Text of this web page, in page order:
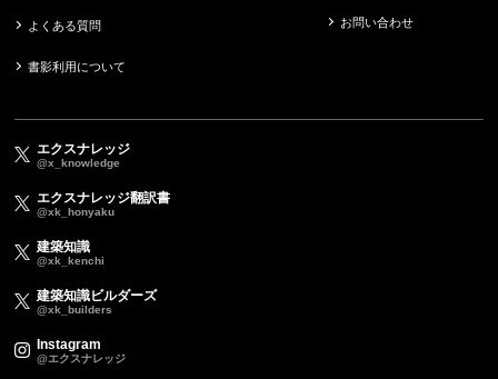
よくある質問
書影利用について
お問い合わせ
エクスナレッジ
@x_knowledge
エクスナレッジ翻訳書
@xk_honyaku
建築知識
@xk_kenchi
建築知識ビルダーズ
@xk_builders
Instagram
@エクスナレッジ